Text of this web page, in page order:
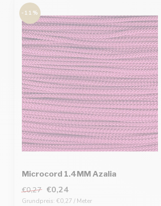
-11%
Microcord 1.4MM Azalia
€0,27 €0,24
Grundpreis: €0,27 / Meter